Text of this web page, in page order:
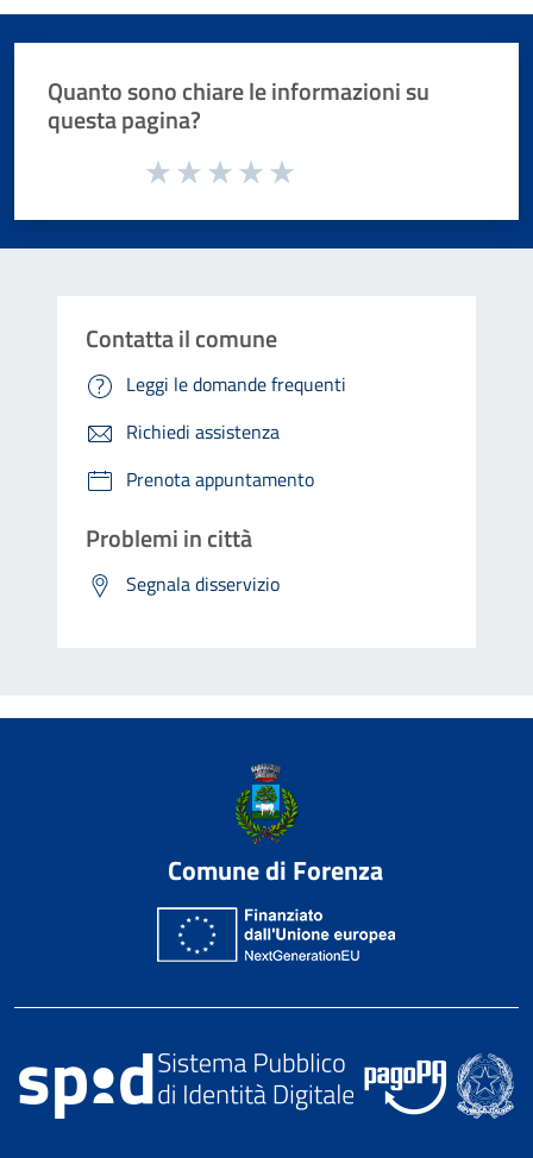
Quanto sono chiare le informazioni su
questa pagina?
Valuta da 1 a 5 stelle la pagina
Contatta il comune
Leggi le domande frequenti
Richiedi assistenza
Prenota appuntamento
Problemi in città
Segnala disservizio
Comune di Forenza